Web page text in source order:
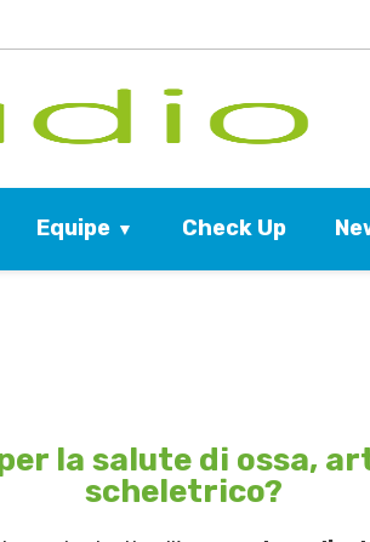
Equipe Check Up
la salute di ossa,
scheletrico?